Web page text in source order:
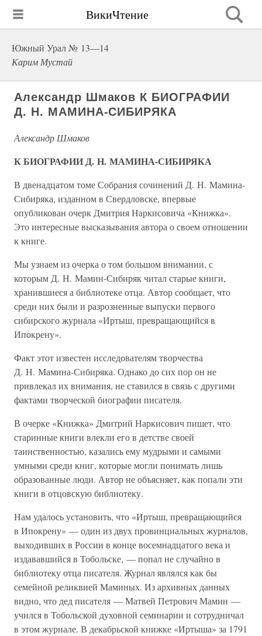
ВикиЧтение
Южный Урал № 13—14
Карим Мустай
Александр Шмаков К БИОГРАФИИ
Д. Н. МАМИНА-СИБИРЯКА
Александр Шмаков
К БИОГРАФИИ Д. Н. МАМИНА-СИБИРЯКА
В двенадцатом томе Собрания сочинений Д. Н. Мамина-
Сибиряка, изданном в Свердловске, впервые
опубликован очерк Дмитрия Наркисовича «Книжка».
Это интересные высказывания автора о своем отношении
к книге.
Мы узнаем из очерка о том большом внимании, с
которым Д. Н. Мамин-Сибиряк читал старые книги,
хранившиеся а библиотеке отца. Автор сообщает, что
среди них были и разрозненные выпуски первого
сибирского журнала «Иртыш, превращающийся в
Ипокрену».
Факт этот известен исследователям творчества
Д. Н. Мамина-Сибиряка. Однако до сих пор он не
привлекал их внимания, не ставился в связь с другими
фактами творческой биографии писателя.
В очерке «Книжка» Дмитрий Наркисович пишет, что
старинные книги влекли его в детстве своей
таинственностью, казались ему мудрыми и самыми
умными среди книг, которые могли понимать лишь
образованные люди. Автор не объясняет, как попали эти
книги в отцовскую библиотеку.
Нам удалось установить, что «Иртыш, превращающийся
в Ипокрену» — один из двух провинциальных журналов,
выходивших в России в конце восемнадцатого века и
издававшийся в Тобольске, — попал не случайно в
библиотеку отца писателя. Журнал являлся как бы
семейной реликвией Маминых. Из архивных данных
видно, что дед писателя — Матвей Петрович Мамин —
учился в Тобольской духовной семинарии и сотрудничал
в этом журнале. В декабрьской книжке «Иртыша» за 1791